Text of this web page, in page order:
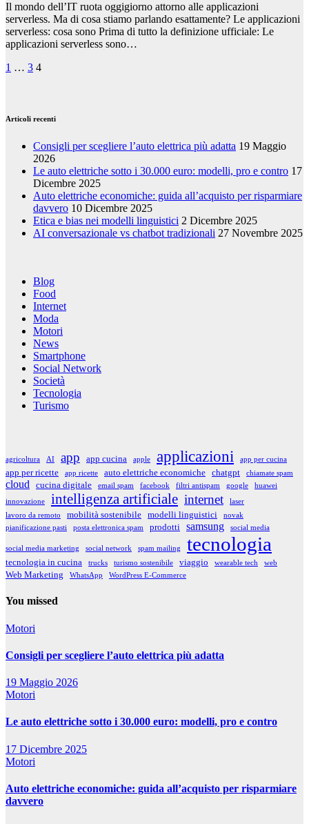
Il mondo dell’IT ruota oggigiorno attorno alle applicazioni
serverless. Ma di cosa stiamo parlando esattamente? Le applicazioni
serverless: cosa sono Prima di tutto la definizione ufficiale: Le
applicazioni serverless sono…
Paginazione
1 … 3 4
Articoli recenti
Consigli per scegliere l’auto elettrica più adatta 19 Maggio
2026
Le auto elettriche sotto i 30.000 euro: modelli, pro e contro 17
Dicembre 2025
Auto elettriche economiche: guida all’acquisto per risparmiare
davvero 10 Dicembre 2025
Etica e bias nei modelli linguistici 2 Dicembre 2025
AI conversazionale vs chatbot tradizionali 27 Novembre 2025
Blog
Food
Internet
Moda
Motori
News
Smartphone
Social Network
Società
Tecnologia
Turismo
agricoltura AI app app cucina apple applicazioni app per cucina
app per ricette app ricette auto elettriche economiche chatgpt chiamate spam
cloud cucina digitale email spam facebook filtri antispam google huawei
innovazione intelligenza artificiale internet
laser
lavoro da remoto
mobilità sostenibile modelli linguistici
novak
pianificazione pasti
posta elettronica spam prodotti samsung social media
social media marketing social network spam mailing tecnologia
tecnologia in cucina trucks turismo sostenibile viaggio wearable tech web
Web Marketing WhatsApp WordPress E-Commerce
You missed
Motori
Consigli per scegliere l’auto elettrica più adatta
19 Maggio 2026
Motori
Le auto elettriche sotto i 30.000 euro: modelli, pro e contro
17 Dicembre 2025
Motori
Auto elettriche economiche: guida all’acquisto per risparmiare
davvero